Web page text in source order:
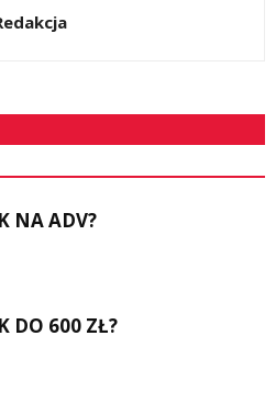
NA ADV?
DO 600 ZŁ?